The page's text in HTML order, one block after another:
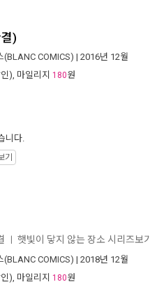
)
(BLANC COMICS) | 2016년 12월
), 마일리지 180원
니다.
기
햇빛이 닿지 않는 장소 시리즈보기
(BLANC COMICS) | 2018년 12월
), 마일리지 180원